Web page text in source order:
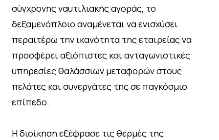
σύγχρονης ναυτιλιακής αγοράς, το
δεξαμενόπλοιο αναμένεται να ενισχύσει
περαιτέρω την ικανότητα της εταιρείας να
προσφέρει αξιόπιστες και ανταγωνιστικές
υπηρεσίες θαλάσσιων μεταφορών στους
πελάτες και συνεργάτες της σε παγκόσμιο
επίπεδο.
Η διοίκηση εξέφρασε τις θερμές της